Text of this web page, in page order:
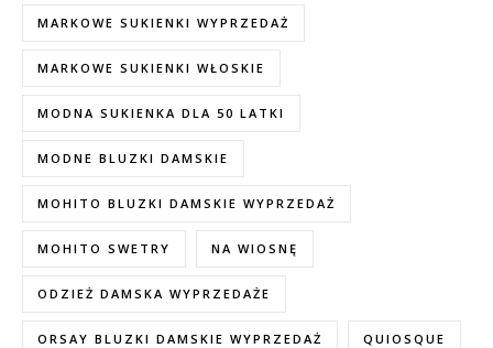
MARKOWE SUKIENKI WYPRZEDAŻ
MARKOWE SUKIENKI WŁOSKIE
MODNA SUKIENKA DLA 50 LATKI
MODNE BLUZKI DAMSKIE
MOHITO BLUZKI DAMSKIE WYPRZEDAŻ
MOHITO SWETRY NA WIOSNĘ
ODZIEŻ DAMSKA WYPRZEDAŻE
ORSAY BLUZKI DAMSKIE WYPRZEDAŻ QUIOSQUE